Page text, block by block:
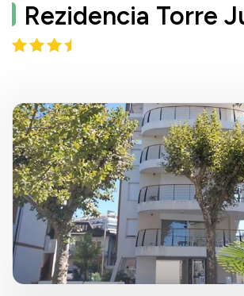
Rezidencia Torre